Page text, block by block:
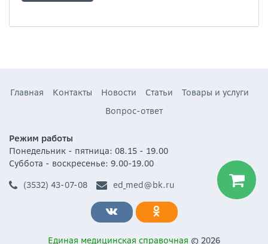
Главная Контакты Новости Статьи
Товары и услуги
Вопрос-ответ
Режим работы
Понедельник - пятница: 08.15 - 19.00
Суббота - воскресенье: 9.00-19.00
(3532) 43-07-08
ed_med@bk.ru
Единая медицинская справочная © 2026